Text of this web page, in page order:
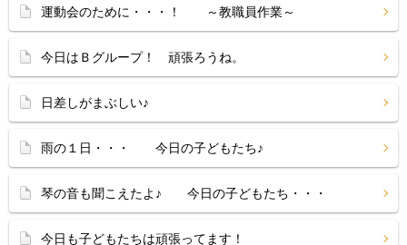
運動会のために・・・！ ～教職員作業～
今日はＢグループ！ 頑張ろうね。
日差しがまぶしい♪
雨の１日・・・ 今日の子どもたち♪
琴の音も聞こえたよ♪ 今日の子どもたち・・・
今日も子どもたちは頑張ってます！